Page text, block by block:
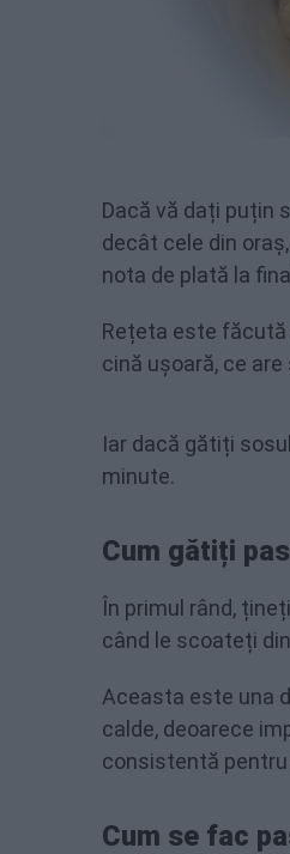
Dacă vă dați puțin
decât cele din
nota de plată la
Rețeta este făcută
cină ușoară, ce
Iar dacă gătiți
minute.
Cum gătiți
În primul rând,
când le scoateți
Aceasta este una
calde, deoarece
consistentă
Cum se fac